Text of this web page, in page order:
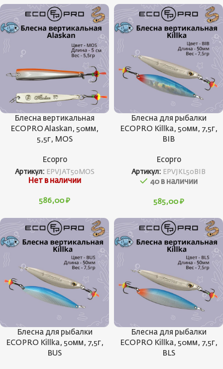
Блесна вертикальная
ECOPRO Alaskan, 50мм,
5,5г, MOS
Ecopro
Артикул: EPVJAT50MOS
Нет в наличии
586,00 ₽
Блесна для рыбалки
ECOPRO Killka, 50мм, 7,5г,
BIB
Ecopro
Артикул: EPVJKL50BIB
40 в наличии
585,00 ₽
Блесна для рыбалки
ECOPRO Killka, 50мм, 7,5г,
BUS
Блесна для рыбалки
ECOPRO Killka, 50мм, 7,5г,
BLS